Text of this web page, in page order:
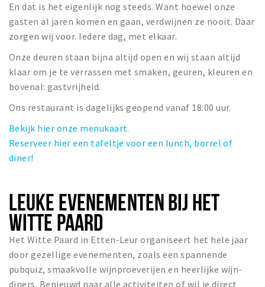
En dat is het eigenlijk nog steeds. Want hoewel onze
gasten al jaren komen en gaan, verdwijnen ze nooit. Daar
zorgen wij voor. Iedere dag, met elkaar.
Onze deuren staan bijna altijd open en wij staan altijd
klaar om je te verrassen met smaken, geuren, kleuren en
bovenal: gastvrijheid.
Ons restaurant is dagelijks geopend vanaf 18:00 uur.
Bekijk hier onze menukaart.
Reserveer hier een tafeltje voor een lunch, borrel of
diner!
LEUKE EVENEMENTEN BIJ HET
WITTE PAARD
Het Witte Paard in Etten-Leur organiseert het hele jaar
door gezellige evenementen, zoals een spannende
pubquiz, smaakvolle wijnproeverijen en heerlijke wijn-
diners. Benieuwd naar alle activiteiten of wil je direct